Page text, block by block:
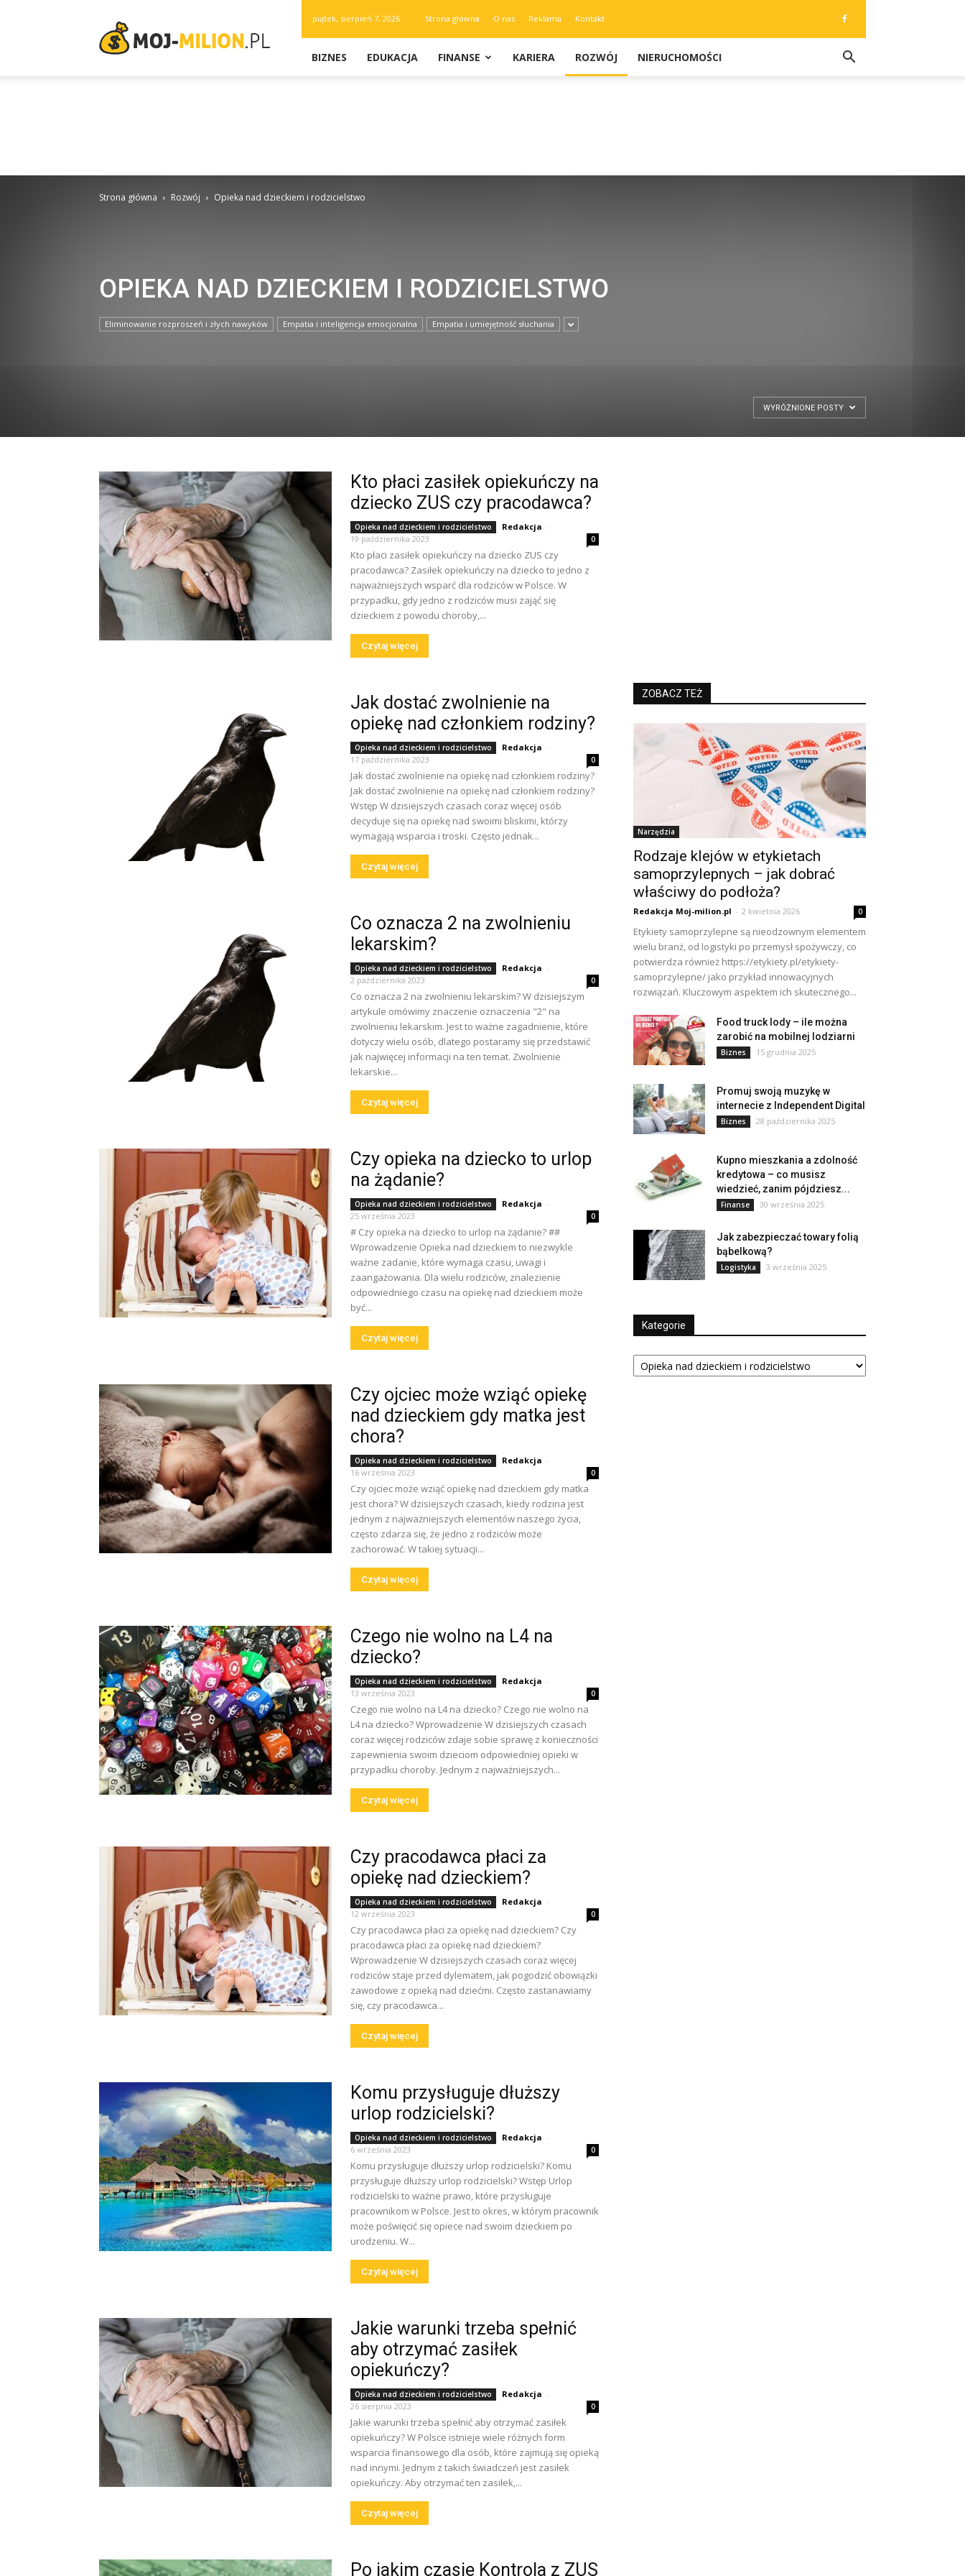
milion.pl
piątek, sierpień 7, 2026 Strona główna O nas Reklama Kontakt
BIZNES EDUKACJA FINANSE KARIERA ROZWÓJ NIERUCHOMOŚCI
Strona główna Rozwój Opieka nad dzieckiem i rodzicielstwo
OPIEKA NAD DZIECKIEM I RODZICIELSTWO
Eliminowanie rozproszeń i złych nawyków Empatia i inteligencja emocjonalna Empatia i umiejętność słuchania
WYRÓŻNIONE POSTY
Kto płaci zasiłek opiekuńczy na
dziecko ZUS czy pracodawca?
Opieka nad dzieckiem i rodzicielstwo Redakcja -
19 października 2023
0
Kto płaci zasiłek opiekuńczy na dziecko ZUS czy
pracodawca? Zasiłek opiekuńczy na dziecko to jedno z
najważniejszych wsparć dla rodziców w Polsce. W
przypadku, gdy jedno z rodziców musi zająć się
dzieckiem z powodu choroby,...
Czytaj więcej
Jak dostać zwolnienie na
opiekę nad członkiem rodziny?
Opieka nad dzieckiem i rodzicielstwo Redakcja -
17 października 2023
0
Jak dostać zwolnienie na opiekę nad członkiem rodziny?
Jak dostać zwolnienie na opiekę nad członkiem rodziny?
Wstęp W dzisiejszych czasach coraz więcej osób
decyduje się na opiekę nad swoimi bliskimi, którzy
wymagają wsparcia i troski. Często jednak...
Czytaj więcej
Co oznacza 2 na zwolnieniu
lekarskim?
Opieka nad dzieckiem i rodzicielstwo Redakcja -
2 października 2023
0
Co oznacza 2 na zwolnieniu lekarskim? W dzisiejszym
artykule omówimy znaczenie oznaczenia "2" na
zwolnieniu lekarskim. Jest to ważne zagadnienie, które
dotyczy wielu osób, dlatego postaramy się przedstawić
jak najwięcej informacji na ten temat. Zwolnienie
lekarskie...
Czytaj więcej
Czy opieka na dziecko to urlop
na żądanie?
Opieka nad dzieckiem i rodzicielstwo Redakcja -
25 września 2023
0
# Czy opieka na dziecko to urlop na żądanie? ##
Wprowadzenie Opieka nad dzieckiem to niezwykle
ważne zadanie, które wymaga czasu, uwagi i
zaangażowania. Dla wielu rodziców, znalezienie
odpowiedniego czasu na opiekę nad dzieckiem może
być...
Czytaj więcej
Czy ojciec może wziąć opiekę
nad dzieckiem gdy matka jest
chora?
Opieka nad dzieckiem i rodzicielstwo Redakcja -
16 września 2023
0
Czy ojciec może wziąć opiekę nad dzieckiem gdy matka
jest chora? W dzisiejszych czasach, kiedy rodzina jest
jednym z najważniejszych elementów naszego życia,
często zdarza się, że jedno z rodziców może
zachorować. W takiej sytuacji...
Czytaj więcej
Czego nie wolno na L4 na
dziecko?
Opieka nad dzieckiem i rodzicielstwo Redakcja -
13 września 2023
0
Czego nie wolno na L4 na dziecko? Czego nie wolno na
L4 na dziecko? Wprowadzenie W dzisiejszych czasach
coraz więcej rodziców zdaje sobie sprawę z konieczności
zapewnienia swoim dzieciom odpowiedniej opieki w
przypadku choroby. Jednym z najważniejszych...
Czytaj więcej
Czy pracodawca płaci za
opiekę nad dzieckiem?
Opieka nad dzieckiem i rodzicielstwo Redakcja -
12 września 2023
0
Czy pracodawca płaci za opiekę nad dzieckiem? Czy
pracodawca płaci za opiekę nad dzieckiem?
Wprowadzenie W dzisiejszych czasach coraz więcej
rodziców staje przed dylematem, jak pogodzić obowiązki
zawodowe z opieką nad dziećmi. Często zastanawiamy
się, czy pracodawca...
Czytaj więcej
Komu przysługuje dłuższy
urlop rodzicielski?
Opieka nad dzieckiem i rodzicielstwo Redakcja -
6 września 2023
0
Komu przysługuje dłuższy urlop rodzicielski? Komu
przysługuje dłuższy urlop rodzicielski? Wstęp Urlop
rodzicielski to ważne prawo, które przysługuje
pracownikom w Polsce. Jest to okres, w którym pracownik
może poświęcić się opiece nad swoim dzieckiem po
urodzeniu. W...
Czytaj więcej
Jakie warunki trzeba spełnić
aby otrzymać zasiłek
opiekuńczy?
Opieka nad dzieckiem i rodzicielstwo Redakcja -
26 sierpnia 2023
0
Jakie warunki trzeba spełnić aby otrzymać zasiłek
opiekuńczy? W Polsce istnieje wiele różnych form
wsparcia finansowego dla osób, które zajmują się opieką
nad innymi. Jednym z takich świadczeń jest zasiłek
opiekuńczy. Aby otrzymać ten zasiłek,...
Czytaj więcej
Po jakim czasie Kontrola z ZUS
ZOBACZ TEŻ
Narzędzia
Rodzaje klejów w etykietach
samoprzylepnych – jak dobrać
właściwy do podłoża?
Redakcja Moj-milion.pl - 2 kwietnia 2026 0
Etykiety samoprzylepne są nieodzownym elementem
wielu branż, od logistyki po przemysł spożywczy, co
potwierdza również https://etykiety.pl/etykiety-
samoprzylepne/ jako przykład innowacyjnych
rozwiązań. Kluczowym aspektem ich skutecznego...
Food truck lody – ile można
zarobić na mobilnej lodziarni
Biznes 15 grudnia 2025
Promuj swoją muzykę w
internecie z Independent Digital
Biznes 28 października 2025
Kupno mieszkania a zdolność
kredytowa – co musisz
wiedzieć, zanim pójdziesz...
Finanse 30 września 2025
Jak zabezpieczać towary folią
bąbelkową?
Logistyka 3 września 2025
Kategorie
Kategorie